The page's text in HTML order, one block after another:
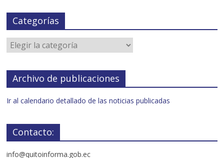
Categorías
Archivo de publicaciones
Ir al calendario detallado de las noticias publicadas
Contacto:
info@quitoinforma.gob.ec